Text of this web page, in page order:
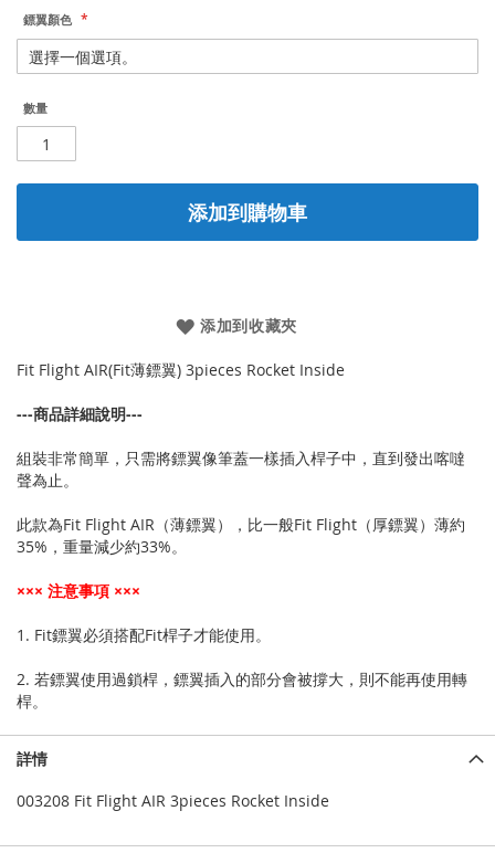
鏢翼顏色
數量
添加到購物車
添加到收藏夾
Fit Flight AIR(Fit薄鏢翼) 3pieces Rocket Inside
---商品詳細說明---
組裝非常簡單，只需將鏢翼像筆蓋一樣插入桿子中，直到發出喀噠
聲為止。
此款為Fit Flight AIR（薄鏢翼），比一般Fit Flight（厚鏢翼）薄約
35%，重量減少約33%。
××× 注意事項 ×××
1. Fit鏢翼必須搭配Fit桿子才能使用。
2. 若鏢翼使用過鎖桿，鏢翼插入的部分會被撐大，則不能再使用轉
桿。
詳情
003208 Fit Flight AIR 3pieces Rocket Inside